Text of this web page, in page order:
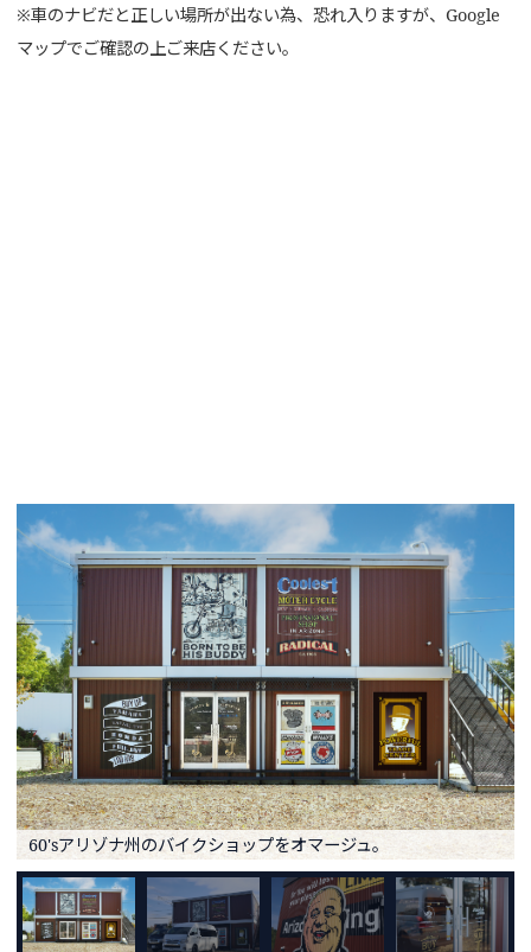
※車のナビだと正しい場所が出ない為、恐れ入りますが、Google
マップでご確認の上ご来店ください。
60'sアリゾナ州のバイクショップをオマージュ。